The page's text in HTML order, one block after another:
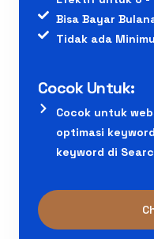
Bisa Bayar
Tidak ada
Cocok Untuk:
Cocok untuk
optimasi
keyword di